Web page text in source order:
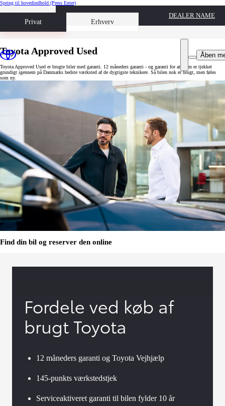
Spring til hovedindhold (Press Enter)
Privat Erhverv
Book prøvetur
DEALER NAME
Åben
Toyota Approved Used
Toyota Approved Used er brugte biler med garanti. 12 måneders garanti - og garanti for at bilen er tjekket
grundigt igennem på Danmarks bedste værksted af de dygtigste teknikere. Så bilen nok er brugt, men føles
som ny.
Find din bil og reserver den online
Fordele ved køb af
brugt Toyota
12 måneders garanti og Toyota Vejhjælp
145-punkts værkstedstjek
Serviceaktiveret garanti til bilen fylder 10 år